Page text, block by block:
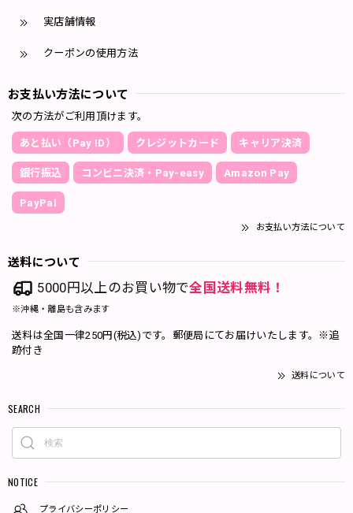
実店舗情報
クーポンの使用方法
お支払い方法について
次の方法がご利用頂けます。
あと払い（Pay ID） クレジットカード キャリア決済
銀行振込 コンビニ決済・Pay-easy Amazon Pay
PayPal
お支払い方法について
送料について
5000円以上のお買い物で全国送料無料！
※沖縄・離島も含みます
送料は全国一律250円(税込)です。郵便局にてお届けいたします。※追
跡付き
送料について
SEARCH
NOTICE
プライバシーポリシー